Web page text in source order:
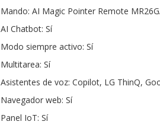
Mando: AI Magic Pointer Remote
AI Chatbot: Sí
Modo siempre activo: Sí
Multitarea: Sí
Asistentes de voz: Copilot, LG ThinQ,
Navegador web: Sí
Panel IoT: Sí